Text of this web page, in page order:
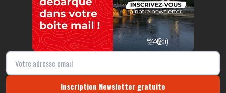
Inscription Newsletter gratuite